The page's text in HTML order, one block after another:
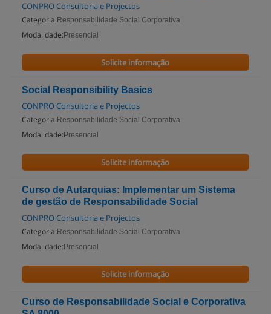
CONPRO Consultoria e Projectos
Categoria: Responsabilidade Social Corporativa
Modalidade: Presencial
Solicite informação
Social Responsibility Basics
CONPRO Consultoria e Projectos
Categoria: Responsabilidade Social Corporativa
Modalidade: Presencial
Solicite informação
Curso de Autarquias: Implementar um Sistema
de gestão de Responsabilidade Social
CONPRO Consultoria e Projectos
Categoria: Responsabilidade Social Corporativa
Modalidade: Presencial
Solicite informação
Curso de Responsabilidade Social e Corporativa